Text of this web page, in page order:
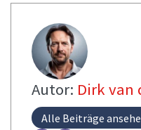
Autor: Dirk van
Alle Beiträge